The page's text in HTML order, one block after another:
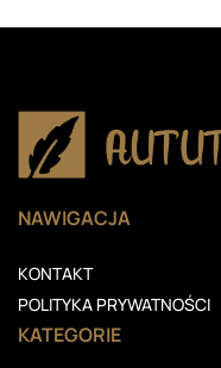
NAWIGACJA
KONTAKT
POLITYKA PRYWATNOŚCI
KATEGORIE